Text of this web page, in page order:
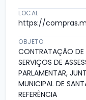
LOCAL
https://
OBJETO
CONTRATAÇÃO DE
SERVIÇOS DE
PARLAMENTAR,
MUNICIPAL DE
REFERÊNCIA